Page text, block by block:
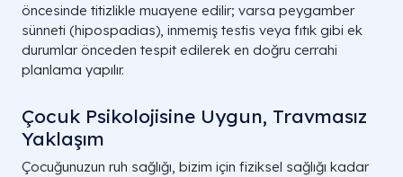
öncesinde titizlikle muayene edilir; varsa peygamber
sünneti (hipospadias), inmemiş testis veya fıtık gibi ek
durumlar önceden tespit edilerek en doğru cerrahi
planlama yapılır.
Çocuk Psikolojisine Uygun, Travmasız
Yaklaşım
Çocuğunuzun ruh sağlığı, bizim için fiziksel sağlığı kadar